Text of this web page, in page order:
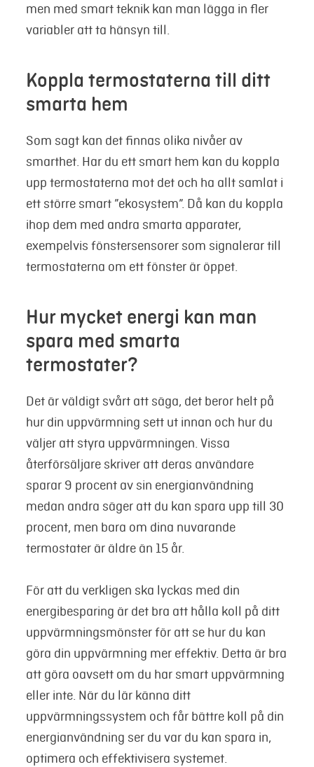
men med smart teknik kan man lägga in fler
variabler att ta hänsyn till.
Koppla termostaterna till ditt
smarta hem
Som sagt kan det finnas olika nivåer av
smarthet. Har du ett smart hem kan du koppla
upp termostaterna mot det och ha allt samlat i
ett större smart ”ekosystem”. Då kan du koppla
ihop dem med andra smarta apparater,
exempelvis fönstersensorer som signalerar till
termostaterna om ett fönster är öppet.
Hur mycket energi kan man
spara med smarta
termostater?
Det är väldigt svårt att säga, det beror helt på
hur din uppvärmning sett ut innan och hur du
väljer att styra uppvärmningen. Vissa
återförsäljare skriver att deras användare
sparar 9 procent av sin energianvändning
medan andra säger att du kan spara upp till 30
procent, men bara om dina nuvarande
termostater är äldre än 15 år.
För att du verkligen ska lyckas med din
energibesparing är det bra att hålla koll på ditt
uppvärmningsmönster för att se hur du kan
göra din uppvärmning mer effektiv. Detta är bra
att göra oavsett om du har smart uppvärmning
eller inte. När du lär känna ditt
uppvärmningssystem och får bättre koll på din
energianvändning ser du var du kan spara in,
optimera och effektivisera systemet.